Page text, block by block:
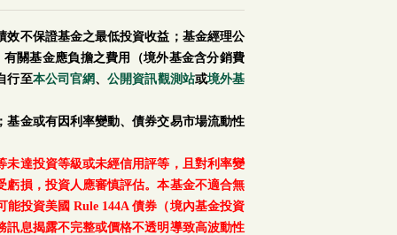
不保證基金之最低投資收益；基金經理公
關基金應負擔之費用（境外基金含分銷費
行至本公司官網、公開資訊觀測站或境外基
金或有因利率變動、債券交易市場流動性
達投資等級或未經信用評等，且對利率變
損，投資人應審慎評估。本基金不適合無
投資美國 Rule 144A 債券（境內基金投資
訊息揭露不完整或價格不透明導致高波動性